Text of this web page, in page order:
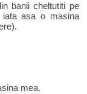
banii cheltutiti pe
asa o masina
mea.